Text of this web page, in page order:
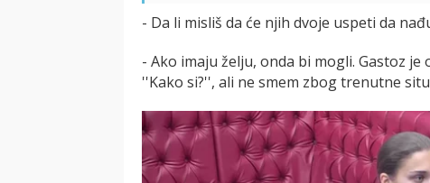
- Da li misliš da će njih dvoje uspeti da
- Ako imaju želju, onda bi mogli. Gastoz
''Kako si?'', ali ne smem zbog trenutne